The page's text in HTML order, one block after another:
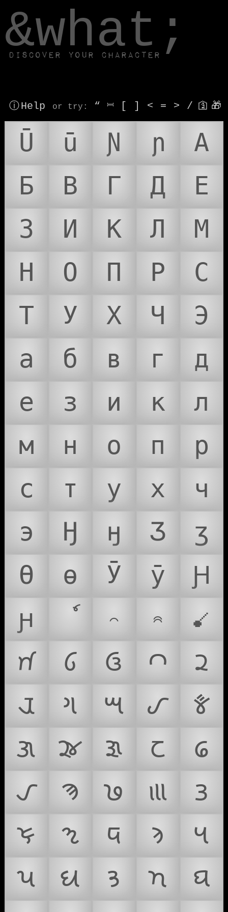
&what;
Discover your character
ⓘ Help or try : “ ⎶ [ ] < = > / 🛐 🎁
Ū ū Ɲ ɲ
А
Б
В Г Д
Е
З
И К Л
М
Н
О П Р
С
Т
У Х Ч
Э
а
б в г
д
е
з и к
л
м
н о п
р
с
т у х
ч
э
Ӈ ӈ Ӡ
ӡ
Ө
ө Ӯ ӯ
Ԩ
ԩ
𝧻 𝧼
🝵
𑊀
𑊁 𑊂 𑊃
𑊄
𑊅
𑊆 𑊈 𑊊
𑊋
𑊌
𑊍 𑊏 𑊐
𑊑
𑊒
𑊓 𑊔 𑊕
𑊖
𑊗
𑊘 𑊙 𑊚
𑊛
𑊜
𑊝 𑊟 𑊠
𑊡